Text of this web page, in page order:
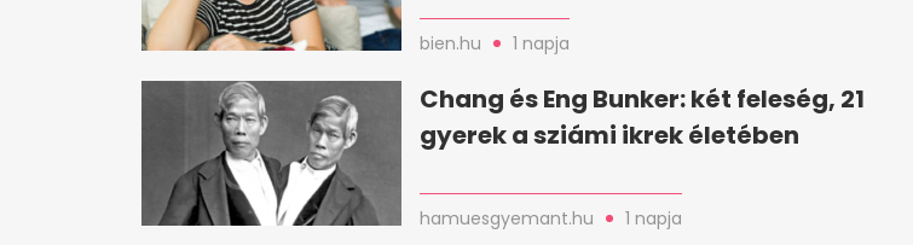
bien.hu 1 napja
Chang és Eng Bunker: két feleség, 21
gyerek a sziámi ikrek életében
hamuesgyemant.hu 1 napja